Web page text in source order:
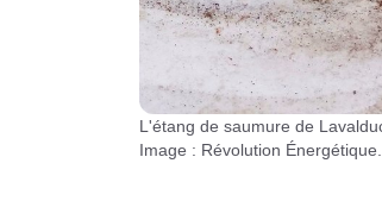
L'étang de saumure de Lavalduc, d'aspect rose en raison de la présence d'un crustacé vivant dans les lacs salés /
Image : Révolution Énergétique.